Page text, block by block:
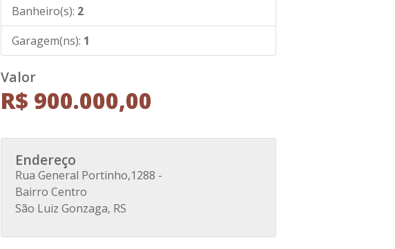
Banheiro(s): 2
Garagem(ns): 1
Valor
R$ 900.000,00
Endereço
Rua General Portinho,1288 -
Bairro Centro
São Luiz Gonzaga, RS